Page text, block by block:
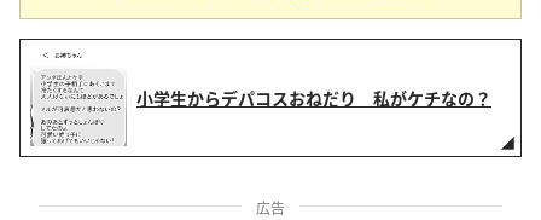
小学生からデパコスおねだり 私がケチなの？
広告